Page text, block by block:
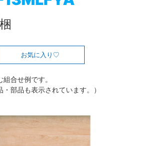
梱
お気に入り
合せ例です。
・部品も表示されています。）